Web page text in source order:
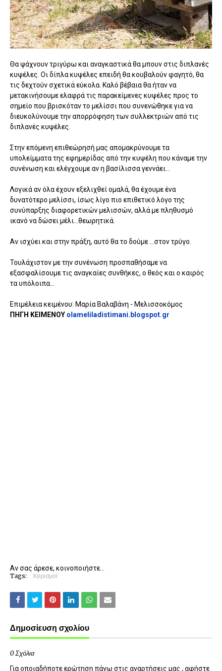
Θα ψάχνουν τριγύρω και αναγκαστικά θα μπουν στις διπλανές
κυψέλες. Οι δίπλα κυψέλες επειδή θα κουβαλούν φαγητό, θα
τις δεχτούν σχετικά εύκολα. Καλό βέβαια θα ήταν να
μετακινήσουμε ελαφρά τις παρακείμενες κυψέλες προς το
σημείο που βρισκόταν το μελίσσι που συνενώθηκε για να
διευκολύνουμε την απορρόφηση των συλλεκτριών από τις
διπλανές κυψέλες.
Στην επόμενη επιθεώρησή μας απομακρύνουμε τα
υπολείμματα της εφημερίδας από την κυψέλη που κάναμε την
συνένωση και ελέγχουμε αν η βασίλισσα γεννάει...
Λογικά αν όλα έχουν εξελιχθεί ομαλά, θα έχουμε ένα
δυνατότερο μελίσσι, ίσως λίγο πιο επιθετικό λόγο της
συνύπαρξης διαφορετικών μελισσών, αλλά με πληθυσμό
ικανό να δώσει μέλι...θεωρητικά.
Αν ισχύει και στην πράξη, αυτό θα το δούμε ...στον τρύγο.
Τουλάχιστον με την συνένωση προσπαθήσαμε να
εξασφαλίσουμε τις αναγκαίες συνθήκες, ο θεός και ο καιρός
τα υπόλοιπα...
Επιμέλεια κειμένου: Μαρία Βαλαβάνη - Μελισσοκόμος
ΠΗΓΗ ΚΕΙΜΕΝΟΥ olameliladistimani.blogspot.gr
Αν σας άρεσε, κοινοποιήστε...
Tags: Χειρισμοί
Δημοσίευση σχολίου
0 Σχόλια
Για οποιαδήποτε ερώτηση πάνω στις αναρτήσεις μας , αφήστε